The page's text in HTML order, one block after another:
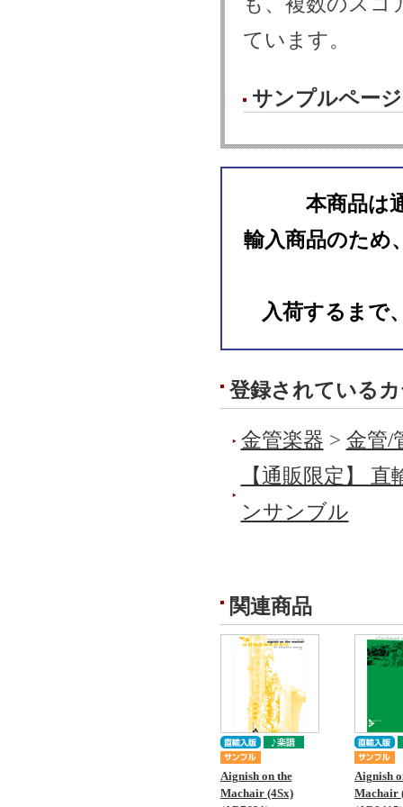
ています。
サンプルページ
本商品は
輸入商品のため
入荷するまで
登録されている
金管楽器 > 金管/
【通販限定】 直
ンサンブル
関連商品
Aignish on the
Machair (4Sx)
Aignish
Machair